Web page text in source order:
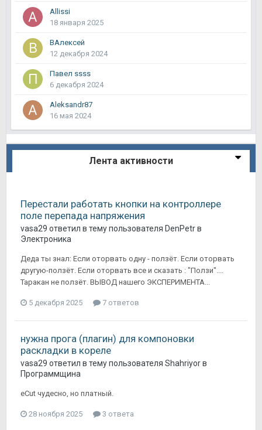
Allissi
18 января 2025
ВАлексей
12 декабря 2024
Павел ssss
6 декабря 2024
Aleksandr87
16 мая 2024
Лента активности
Перестали работать кнопки на контроллере
поле перепада напряжения
vasa29 ответил в тему пользователя DenPetrв
Электроника
Деда ты знал: Если оторвать одну - ползёт. Если оторвать
другую-ползёт. Если оторвать все и сказать : "Ползи"....
Таракан не ползёт. ВЫВОД нашего ЭКСПЕРИМЕНТА...
5 декабря 2025 7 ответов
нужна прога (плагин) для компоновки
раскладки в кореле
vasa29 ответил в тему пользователя Shahriyorв
Программщина
eCut чудесно, но платный.
28 ноября 2025 3 ответа